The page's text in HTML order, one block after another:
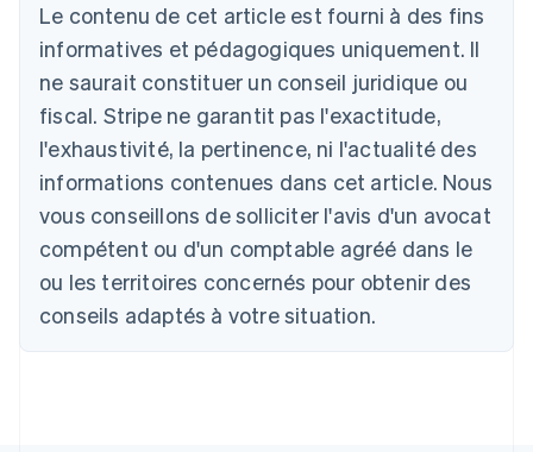
Le contenu de cet article est fourni à des fins
informatives et pédagogiques uniquement. Il
ne saurait constituer un conseil juridique ou
fiscal. Stripe ne garantit pas l'exactitude,
l'exhaustivité, la pertinence, ni l'actualité des
informations contenues dans cet article. Nous
vous conseillons de solliciter l'avis d'un avocat
compétent ou d'un comptable agréé dans le
ou les territoires concernés pour obtenir des
conseils adaptés à votre situation.
Allemagne
Deutsch
Australie
English
Autriche
Belgique
NederlandsFrançaisDeutschEnglish
Brésil
PortuguêsEnglish
Bulgarie
English
English Français
Chine continentale